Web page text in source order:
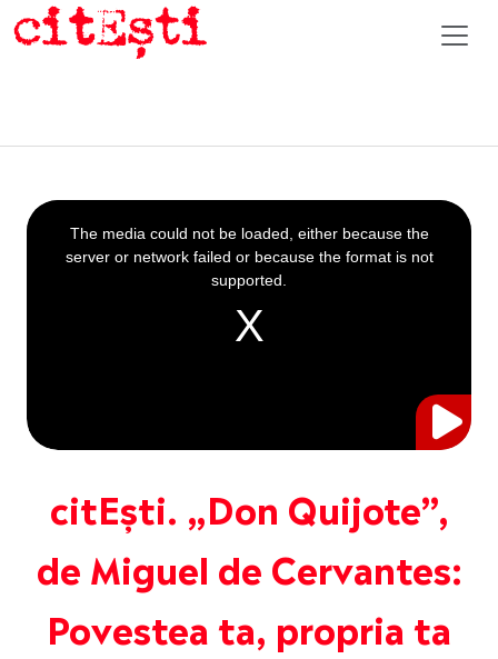
citEști. „Don Quijote”,
de Miguel de Cervantes:
Povestea ta, propria ta
This
is
a
The media could not be loaded, either because the
server or network failed or because the format is not
supported.